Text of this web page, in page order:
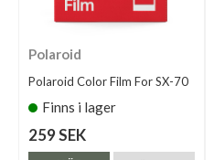
Polaroid
Polaroid Color Film For SX-70
Finns i lager
259 SEK